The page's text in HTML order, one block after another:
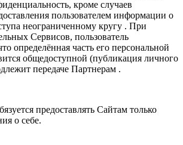
кроме случаев
пользователем информации о
неограниченному кругу . При
Сервисов, пользователь
определённая часть его персональной
общедоступной (публикация личного
передаче Партнерам .
предоставлять Сайтам только
о себе.